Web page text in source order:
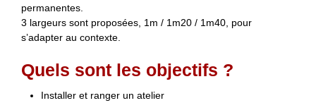
permanentes.
3 largeurs sont proposées, 1m / 1m20 / 1m40, pour
s’adapter au contexte.
Quels sont les objectifs ?
Installer et ranger un atelier